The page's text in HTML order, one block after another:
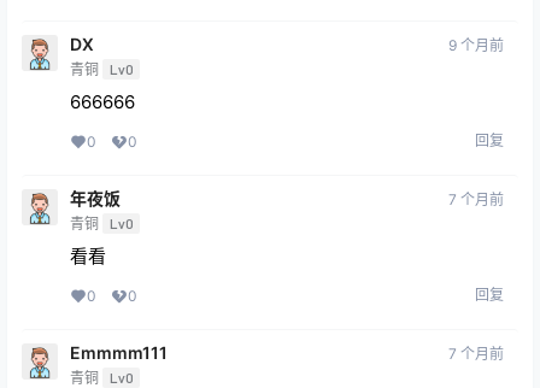
DX
青铜 Lv0
9 个月前
666666
0 0 回复
年夜饭
青铜 Lv0
7 个月前
看看
0 0 回复
Emmmm111
青铜 Lv0
7 个月前